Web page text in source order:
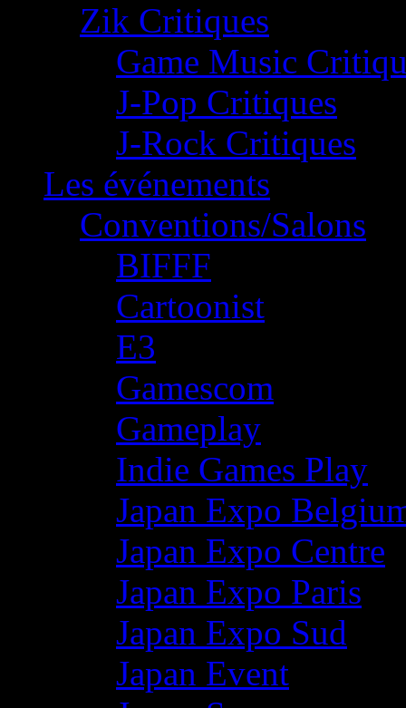
Zik Critiques
Game Music
J-Pop Critiques
J-Rock Critiques
Les événements
Conventions/Salons
BIFFF
Cartoonist
E3
Gamescom
Gameplay
Indie Games Play
Japan Expo
Japan Expo Centre
Japan Expo Paris
Japan Expo Sud
Japan Event